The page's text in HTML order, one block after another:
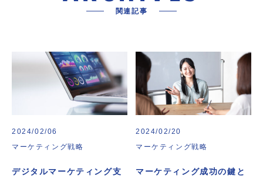
関連記事
2024/02/06
マーケティング戦略
デジタルマーケティング支
2024/02/20
マーケティング戦略
マーケティング成功の鍵と